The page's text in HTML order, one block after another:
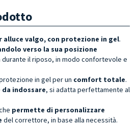
valgo, con protezione in gel.
verso la sua posizione
durante il riposo, in modo confortevole e
in gel per un comfort totale.
indossare, si adatta perfettamente al
permette di personalizzare
del correttore, in base alla necessità.